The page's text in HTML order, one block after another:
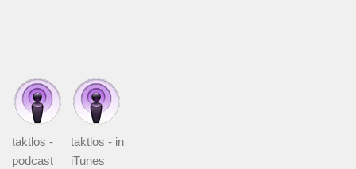
taktlos -
podcast
taktlos - in
iTunes